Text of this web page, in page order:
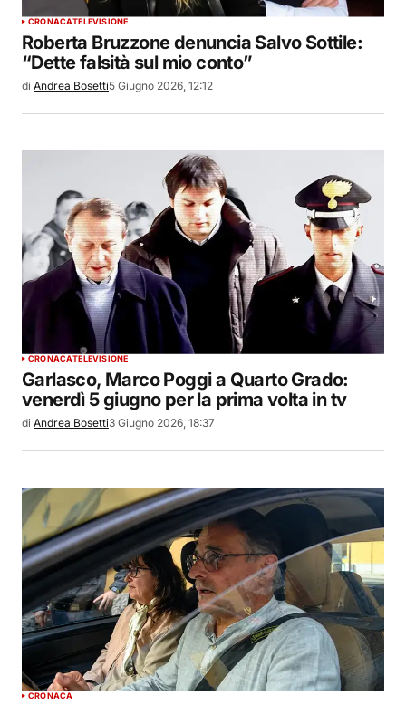
CRONACATELEVISIONE
Roberta Bruzzone denuncia Salvo Sottile:
“Dette falsità sul mio conto”
di Andrea Bosetti5 Giugno 2026, 12:12
CRONACATELEVISIONE
Garlasco, Marco Poggi a Quarto Grado:
venerdì 5 giugno per la prima volta in tv
di Andrea Bosetti3 Giugno 2026, 18:37
CRONACA